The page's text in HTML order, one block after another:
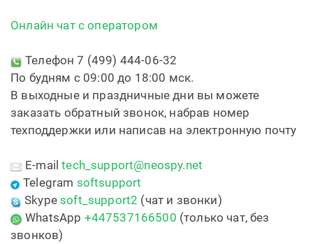
Онлайн чат с оператором
Телефон 7 (499) 444-06-32
По будням с 09:00 до 18:00 мск.
В выходные и праздничные дни вы можете
заказать обратный звонок, набрав номер
техподдержки или написав на электронную почту
E-mailtech_support@neospy.net
Telegram softsupport
Skypesoft_support2 (чат и звонки)
WhatsApp +447537166500 (только чат, без
звонков)